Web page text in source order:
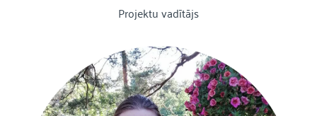
Projektu vadītājs